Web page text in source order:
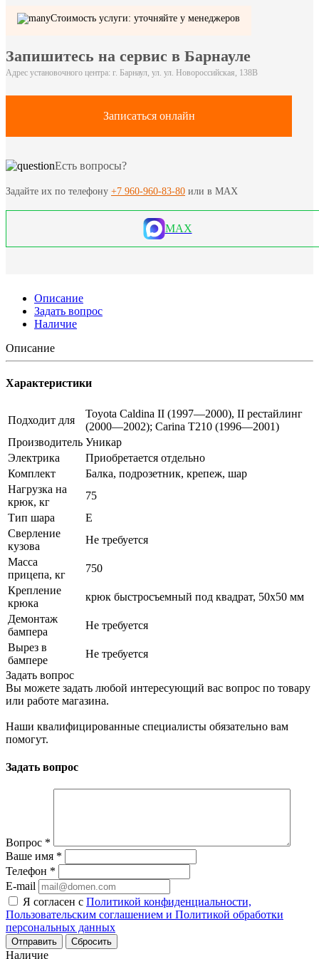
Стоимость услуги: уточняйте у менеджеров
Запишитесь на сервис в Барнауле
Адрес установочного центра: г. Барнаул, ул. ул. Новороссийская, 138В
Записаться онлайн
Есть вопросы?
Задайте их по телефону +7 960-960-83-80 или в MAX
MAX
Описание
Задать вопрос
Наличие
Описание
Характеристики
Подходит для
Toyota Caldina II (1997—2000), II рестайлинг
(2000—2002); Carina T210 (1996—2001)
Производитель Уникар
Электрика
Приобретается отдельно
Комплект
Балка, подрозетник, крепеж, шар
Нагрузка на
крюк, кг
75
Тип шара
E
Сверление
кузова
Не требуется
Масса
прицепа, кг
750
Крепление
крюка
крюк быстросъемный под квадрат, 50х50 мм
Демонтаж
бампера
Не требуется
Вырез в
бампере
Не требуется
Задать вопрос
Вы можете задать любой интересующий вас вопрос по товару
или работе магазина.
Наши квалифицированные специалисты обязательно вам
помогут.
Задать вопрос
Вопрос *
Ваше имя *
Телефон *
E-mail
Я согласен с Политикой конфиденциальности,
Пользовательским соглашением и Политикой обработки
персональных данных
Сбросить
Наличие